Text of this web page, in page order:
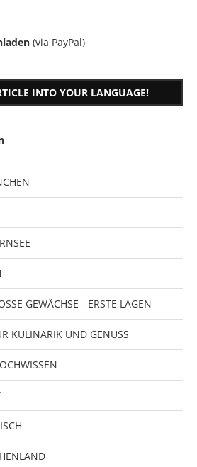
(via PayPal)
INTO YOUR LANGUAGE!
GEWÄCHSE - ERSTE LAGEN
KULINARIK UND GENUSS